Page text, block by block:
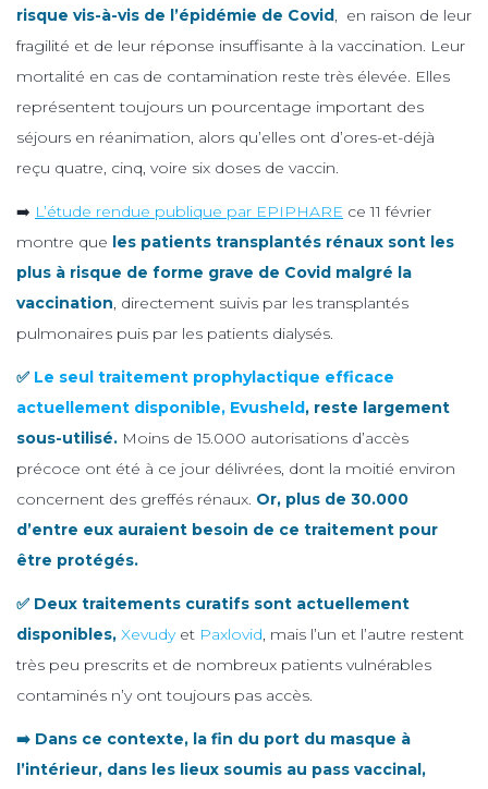
risque vis-à-vis de l’épidémie de Covid , en raison de leur
fragilité et de leur réponse insuffisante à la vaccination. Leur
mortalité en cas de contamination reste très élevée. Elles
représentent toujours un pourcentage important des
séjours en réanimation, alors qu’elles ont d’ores-et-déjà
reçu quatre, cinq, voire six doses de vaccin.
➡️ L’étude rendue publique par EPIPHARE ce 11 février
montre que les patients transplantés rénaux sont les
plus à risque de forme grave de Covid malgré la
vaccination, directement suivis par les transplantés
pulmonaires puis par les patients dialysés.
✅ Le seul traitement prophylactique efficace
actuellement disponible, Evusheld , reste largement
sous-utilisé. Moins de 15.000 autorisations d’accès
précoce ont été à ce jour délivrées, dont la moitié environ
concernent des greffés rénaux. Or, plus de 30.000
d’entre eux auraient besoin de ce traitement pour
être protégés.
✅ Deux traitements curatifs sont actuellement
disponibles, Xevudyet Paxlovid, mais l’un et l’autre restent
très peu prescrits et de nombreux patients vulnérables
contaminés n’y ont toujours pas accès.
➡️ Dans ce contexte, la fin du port du masque à
l’intérieur, dans les lieux soumis au pass vaccinal,